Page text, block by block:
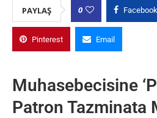
PAYLAŞ 0 Facebook
Pinterest Email
Muhasebecisine
Patron Tazminata